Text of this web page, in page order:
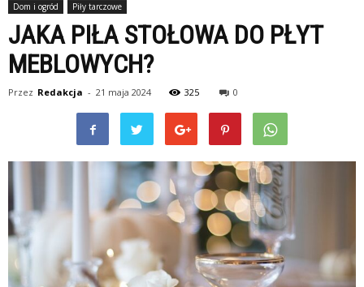
Dom i ogród Piły tarczowe
JAKA PIŁA STOŁOWA DO PŁYT
MEBLOWYCH?
Przez Redakcja - 21 maja 2024 325 0